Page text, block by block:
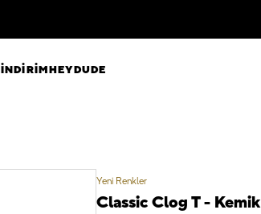
İNDİRİMHEYDUDE
Yeni Renkler
Classic Clog T - Kemik